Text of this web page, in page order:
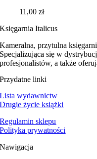
11,00zł
Księgarnia Italicus
Kameralna, przytulna
Specjalizująca się w
profesjonalistów, a także
Przydatne linki
Lista wydawnictw
Drugie życie książki
Regulamin sklepu
Polityka prywatności
Nawigacja